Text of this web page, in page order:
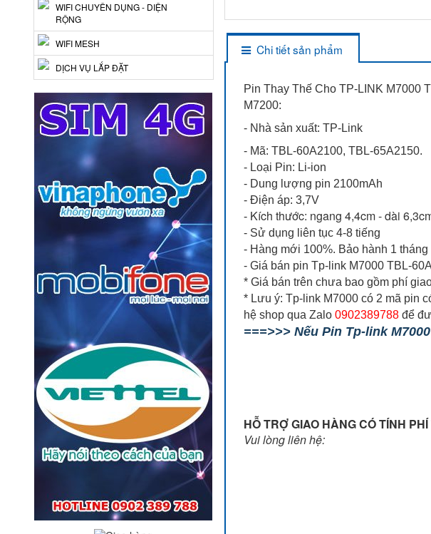
Chi tiết sản phẩm
Pin Thay Thế Cho TP-LINK M7000
M7200:
- Nhà sản xuất: TP-Link
- Mã: TBL-60A2100, TBL-65A2150.
- Loại Pin: Li-ion
- Dung lượng pin 2100mAh
- Điện áp: 3,7V
- Kích thước: ngang 4,4cm - dài
- Sử dụng liên tục 4-8 tiếng
- Hàng mới 100%. Bảo hành 1 tháng
- Giá bán pin Tp-link M7000 TBL-
* Giá bán trên chưa bao gồm phí
* Lưu ý: Tp-link M7000 có 2 mã pin
hệ shop qua Zalo 0902389788để
===>>> Nếu Pin Tp-link
HỖ TRỢ GIAO HÀNG CÓ TÍNH
Vui lòng liên hệ:
WIFI CHUYÊN DỤNG - DIỆN
RỘNG
WIFI MESH
DỊCH VỤ LẮP ĐẶT